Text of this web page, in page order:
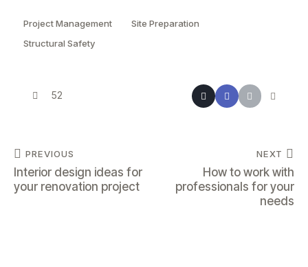
Project Management
Site Preparation
Structural Safety
52
PREVIOUS
Interior design ideas for
your renovation project
NEXT
How to work with
professionals for your
needs